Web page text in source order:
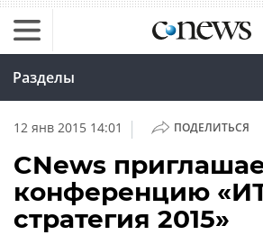
Разделы
12 янв 2015 14:01 | ПОДЕЛИТЬСЯ
CNews
конференцию
стратегия 2015»